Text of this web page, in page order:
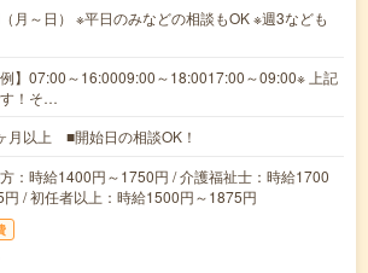
月～日） ※平日のみなどの相談もOK ※週3なども
例】07:00～16:0009:00～18:0017:00～09:00※ 上記
！そ…
月以上 ■開始日の相談OK！
：時給1400円～1750円 / 介護福祉士：時給1700
円 / 初任者以上：時給1500円～1875円